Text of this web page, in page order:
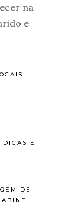
na
e
DICAS E
DE